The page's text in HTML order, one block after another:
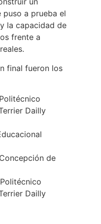
a prueba el
la capacidad de
frente a
final fueron los
Dailly
de
Dailly